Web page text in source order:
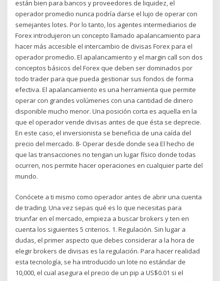
están bien para bancos y proveedores de liquidez, el
operador promedio nunca podría darse el lujo de operar con
semejantes lotes. Por lo tanto, los agentes intermediarios de
Forex introdujeron un concepto llamado apalancamiento para
hacer más accesible el intercambio de divisas Forex para el
operador promedio. El apalancamiento y el margin call son dos
conceptos básicos del Forex que deben ser dominados por
todo trader para que pueda gestionar sus fondos de forma
efectiva. El apalancamiento es una herramienta que permite
operar con grandes volúmenes con una cantidad de dinero
disponible mucho menor. Una posición corta es aquella en la
que el operador vende divisas antes de que ésta se deprecie.
En este caso, el inversionista se beneficia de una caída del
precio del mercado. 8- Operar desde donde sea El hecho de
que las transacciones no tengan un lugar físico donde todas
ocurren, nos permite hacer operaciones en cualquier parte del
mundo.
Conócete a ti mismo como operador antes de abrir una cuenta
de trading. Una vez sepas qué es lo que necesitas para
triunfar en el mercado, empieza a buscar brokers y ten en
cuenta los siguientes 5 criterios. 1. Regulación. Sin lugar a
dudas, el primer aspecto que debes considerar a la hora de
elegir brokers de divisas es la regulación. Para hacer realidad
esta tecnología, se ha introducido un lote no estándar de
10,000, el cual asegura el precio de un pip a US$0.01 si el